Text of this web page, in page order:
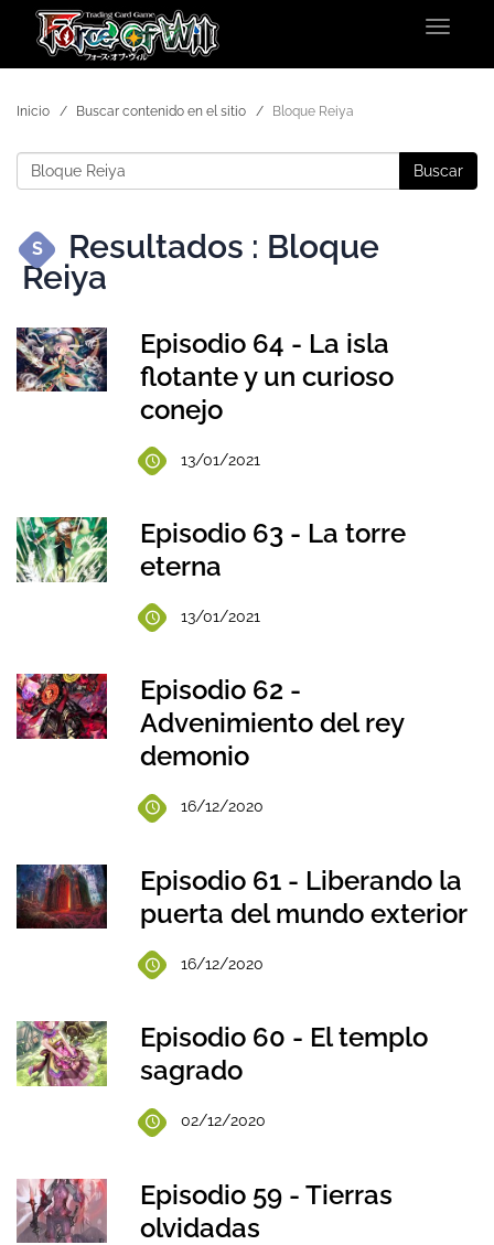
Toggle
Inicio Buscar contenido en el sitio Bloque Reiya
Buscar
S Resultados : Bloque
Reiya
Episodio 64 - La isla
flotante y un curioso
conejo
13/01/2021
Episodio 63 - La torre
eterna
13/01/2021
Episodio 62 -
Advenimiento del rey
demonio
16/12/2020
Episodio 61 - Liberando la
puerta del mundo exterior
16/12/2020
Episodio 60 - El templo
sagrado
02/12/2020
Episodio 59 - Tierras
olvidadas